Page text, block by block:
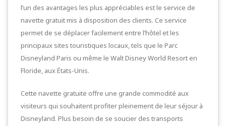
l’un des avantages les plus appréciables est le service de
navette gratuit mis à disposition des clients. Ce service
permet de se déplacer facilement entre l’hôtel et les
principaux sites touristiques locaux, tels que le Parc
Disneyland Paris ou même le Walt Disney World Resort en
Floride, aux États-Unis.
Cette navette gratuite offre une grande commodité aux
visiteurs qui souhaitent profiter pleinement de leur séjour à
Disneyland. Plus besoin de se soucier des transports